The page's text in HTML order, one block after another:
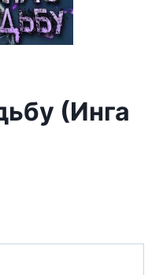
(Инга